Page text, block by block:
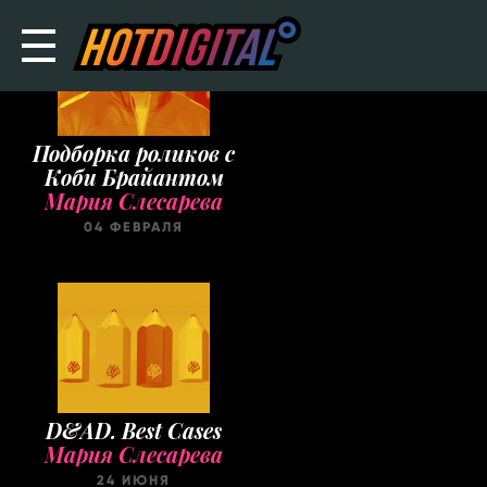
Подборка роликов с
Коби Брайантом
Мария Слесарева
04 ФЕВРАЛЯ
D&AD. Best Cases
Мария Слесарева
24 ИЮНЯ